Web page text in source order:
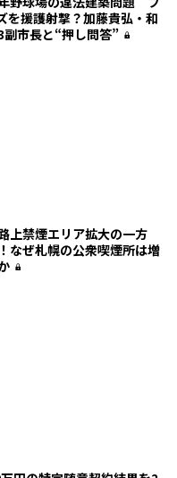
を援護射撃？加藤貴弘・和
副市長と“押し問答”
上禁煙エリア拡大の一方
なぜ札幌の公衆喫煙所は増